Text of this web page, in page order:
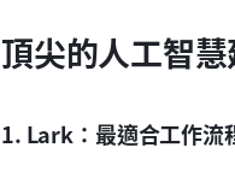
頂尖的人工智
1. Lark：最適合工作流